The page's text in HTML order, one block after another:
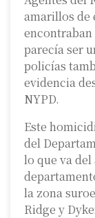
amarillos de
encontraban
parecía ser
policías
evidencia
NYPD.
Este
del
lo que va
la zona
Ridge y